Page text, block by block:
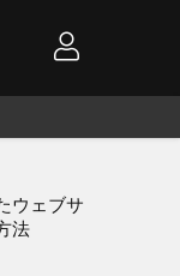
ウェブサ
法